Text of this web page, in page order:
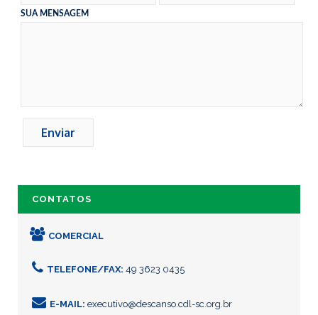
SUA MENSAGEM
CONTATOS
COMERCIAL
TELEFONE/FAX: 49 3623 0435
E-MAIL: executivo@descanso.cdl-sc.org.br